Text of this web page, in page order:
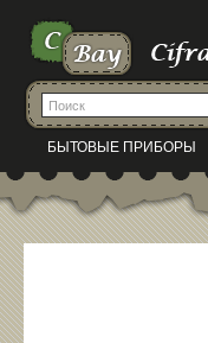
БЫТОВЫЕ ПРИБОРЫ